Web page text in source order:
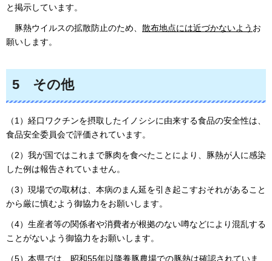
と掲示しています。
豚熱ウイルスの拡散防止のため、 散布地点には近づかないよう お
願いします。
5 その他
（1）経口ワクチンを摂取したイノシシに由来する食品の安全性は、
食品安全委員会で評価されています。
（2）我が国ではこれまで豚肉を食べたことにより、豚熱が人に感染
した例は報告されていません。
（3）現場での取材は、本病のまん延を引き起こすおそれがあること
から厳に慎むよう御協力をお願いします。
（4）生産者等の関係者や消費者が根拠のない噂などにより混乱する
ことがないよう御協力をお願いします。
（5）本県では、昭和55年以降養豚農場での豚熱は確認されていま